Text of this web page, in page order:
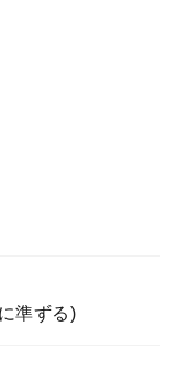
準ずる)